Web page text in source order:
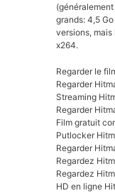
grands: 4,5
versions,
x264.
Regarder le
Regarder
Streaming
Regarder
Film gratuit
Putlocker
Regarder
Regardez
Regardez
HD en ligne